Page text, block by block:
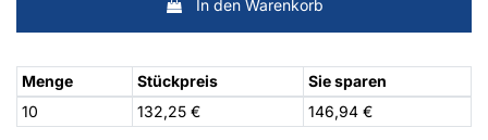
In den Warenkorb
Menge Stückpreis
Sie sparen
10
132,25 € 146,94 €